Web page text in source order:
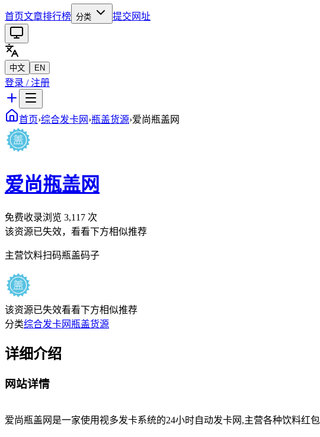
首页文章排行榜 分类 提交网址
中文 EN
登录 / 注册
首页›综合发卡网 ›瓶盖货源›爱尚瓶盖网
爱尚瓶盖网
免费收录浏览 3,117 次
该资源已失效，看看下方相似推荐
主营饮料扫码瓶盖码子
该资源已失效看看下方相似推荐
分类综合发卡网瓶盖货源
详细介绍
网站详情
爱尚瓶盖网是一家使用视多发卡系统的24小时自动发卡网,主营各种饮料红